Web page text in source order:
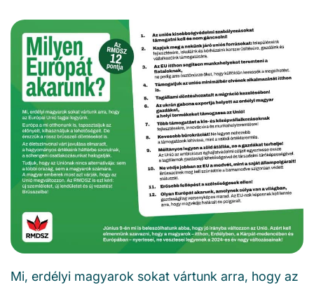
Mi, erdélyi magyarok sokat vártunk arra, hogy az